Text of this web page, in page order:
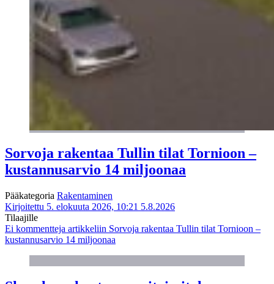
Sorvoja rakentaa Tullin tilat Tornioon –
kustannusarvio 14 miljoonaa
Pääkategoria Rakentaminen
Kirjoitettu 5. elokuuta 2026, 10:21 5.8.2026
Tilaajille
Ei kommentteja artikkeliin Sorvoja rakentaa Tullin tilat Tornioon –
kustannusarvio 14 miljoonaa